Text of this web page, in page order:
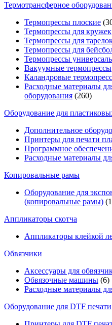
Термотрансферное
Термопрессы плоские
Термопрессы для кружек
Термопрессы для
Термопрессы для
Термопрессы
Вакуумные термопрессы
Каландровые
Расходные материалы
оборудования (260)
Оборудование для
Дополнительное
Принтеры для печати
Программное
Расходные материалы
Копировальные рамы
Оборудование для
(копировальные рамы)
Аппликаторы скотча
Аппликаторы клейкой
Обвязчики
Аксессуары для
Обвязочные машины (6)
Расходные материалы
Оборудование для DTF печати